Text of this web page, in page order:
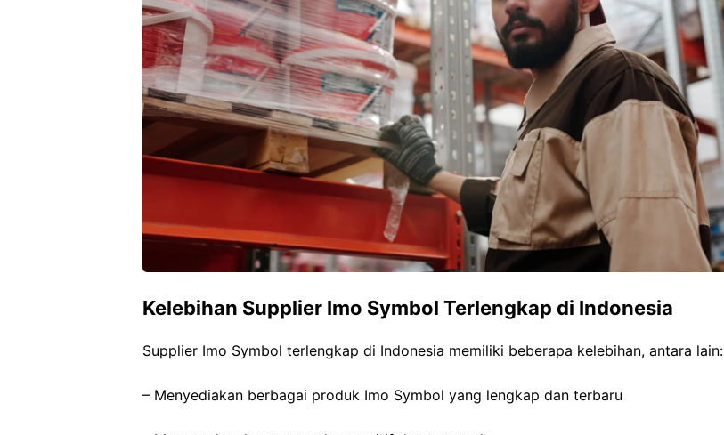
Kelebihan Supplier Imo Symbol Terlengkap di Indonesia
Supplier Imo Symbol terlengkap di Indonesia memiliki beberapa kelebihan, antara lain:
– Menyediakan berbagai produk Imo Symbol yang lengkap dan terbaru